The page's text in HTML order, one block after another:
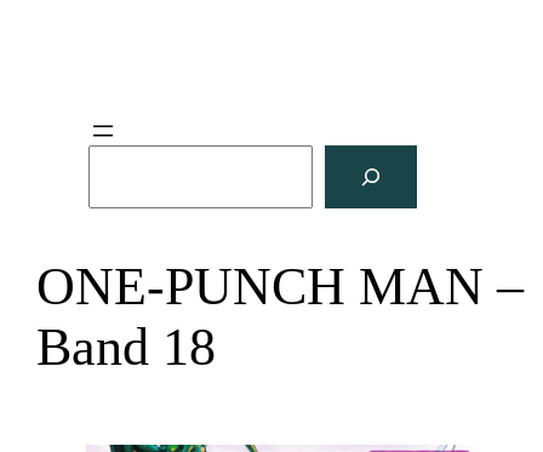
e
ONE-PUNCH MAN –
Band 18